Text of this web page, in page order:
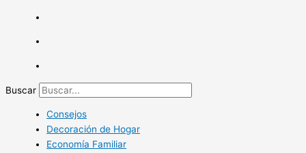
Buscar
Consejos
Decoración de Hogar
Economía Familiar